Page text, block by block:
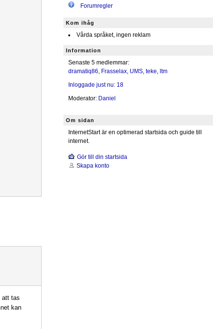
att tas
kan
Forumregler
Kom ihåg
Vårda språket, ingen reklam
Information
Senaste 5 medlemmar:
dramatiq86, Frasselax, UMS, teke, ltm
Inloggade just nu: 18
Moderator: Daniel
Om sidan
InternetStart är en optimerad startsida och guide till
internet.
Gör till din startsida
Skapa konto